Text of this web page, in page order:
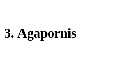
3. Agapornis